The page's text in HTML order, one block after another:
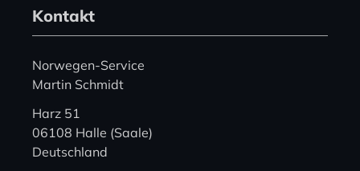
Kontakt
Norwegen-Service
Martin Schmidt
Harz 51
06108 Halle (Saale)
Deutschland